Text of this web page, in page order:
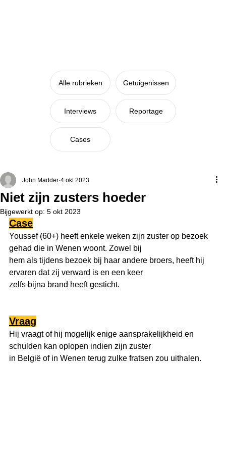
Getuigenissen
Cases
Interviews
Alle rubrieken
Reportage
Niet zijn zusters hoeder
John Madder 4 okt 2023
Bijgewerkt op: 5 okt 2023
Case
Youssef (60+) heeft enkele weken zijn zuster op bezoek
gehad die in Wenen woont. Zowel bij
hem als tijdens bezoek bij haar andere broers, heeft hij
ervaren dat zij verward is en een keer
zelfs bijna brand heeft gesticht.
Vraag
Hij vraagt of hij mogelijk enige aansprakelijkheid en
schulden kan oplopen indien zijn zuster
in België of in Wenen terug zulke fratsen zou uithalen.